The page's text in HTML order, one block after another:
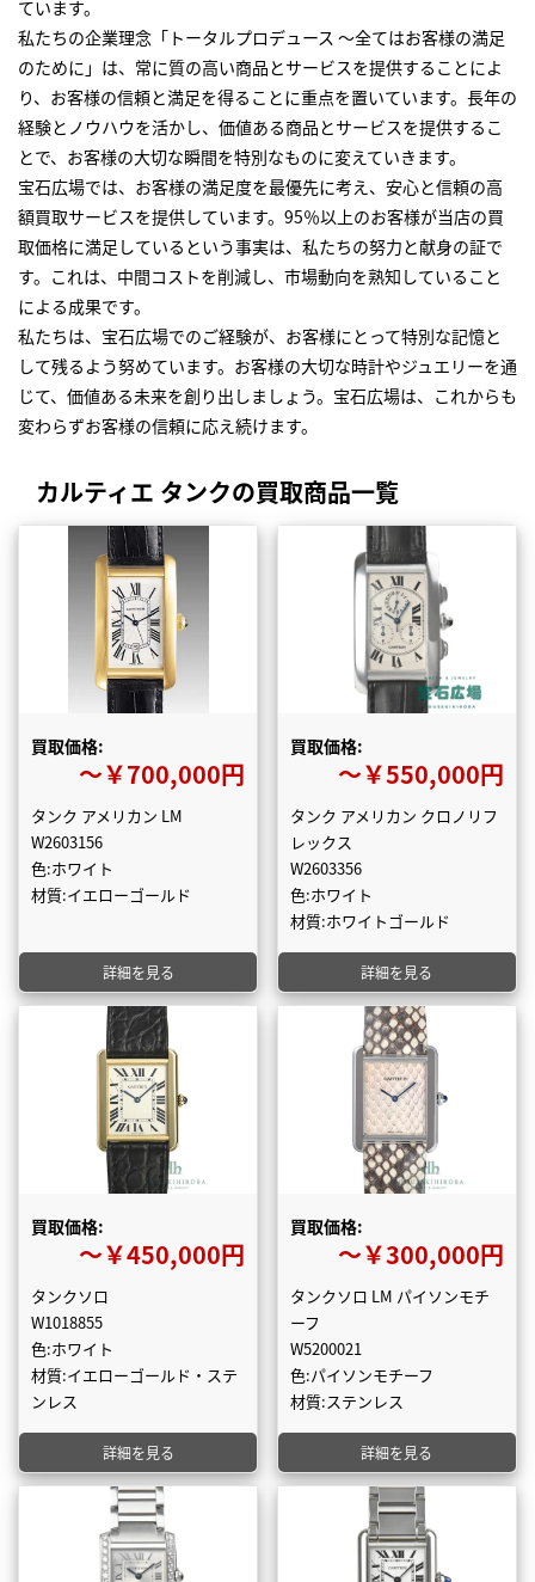
ています。
私たちの企業理念「トータルプロデュース ～全てはお客様の満足
のために」は、常に質の高い商品とサービスを提供することによ
り、お客様の信頼と満足を得ることに重点を置いています。長年の
経験とノウハウを活かし、価値ある商品とサービスを提供するこ
とで、お客様の大切な瞬間を特別なものに変えていきます。
宝石広場では、お客様の満足度を最優先に考え、安心と信頼の高
額買取サービスを提供しています。95％以上のお客様が当店の買
取価格に満足しているという事実は、私たちの努力と献身の証で
す。これは、中間コストを削減し、市場動向を熟知していること
による成果です。
私たちは、宝石広場でのご経験が、お客様にとって特別な記憶と
して残るよう努めています。お客様の大切な時計やジュエリーを通
じて、価値ある未来を創り出しましょう。宝石広場は、これからも
変わらずお客様の信頼に応え続けます。
カルティエ タンクの買取商品一覧
買取価格:
〜￥700,000円
タンク アメリカン LM
W2603156
色:ホワイト
材質:イエローゴールド
詳細を見る
買取価格:
〜￥550,000円
タンク アメリカン クロノリフ
レックス
W2603356
色:ホワイト
材質:ホワイトゴールド
詳細を見る
買取価格:
〜￥450,000円
タンクソロ
W1018855
色:ホワイト
材質:イエローゴールド・ステ
ンレス
詳細を見る
買取価格:
〜￥300,000円
タンクソロ LM パイソンモチ
ーフ
W5200021
色:パイソンモチーフ
材質:ステンレス
詳細を見る